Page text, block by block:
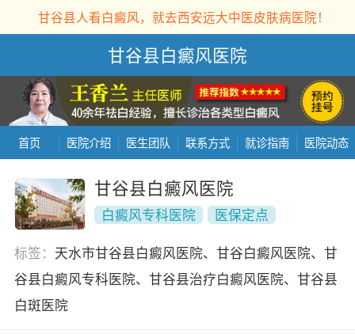
甘谷县人看白癜风，就去西安远大中医皮肤病医院！
甘谷县白癜风医院
首页 医院介绍 医生团队 联系方式 就诊指南 医院动态
甘谷县白癜风医院
白癜风专科医院
医保定点
标签： 天水市甘谷县白癜风医院、甘谷白癜风医院、甘
谷县白癜风专科医院、甘谷县治疗白癜风医院、甘谷县
白斑医院